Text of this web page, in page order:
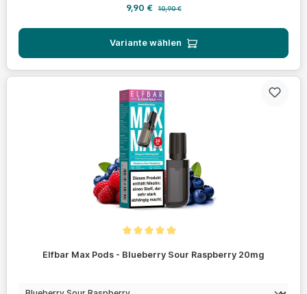
Verkaufspreis:
9,90 € Regulärer Preis:
10,90 €
Variante wählen
Elfbar Max Pods - Blueberry Sour Raspberry 20mg
Geschmackauswählen